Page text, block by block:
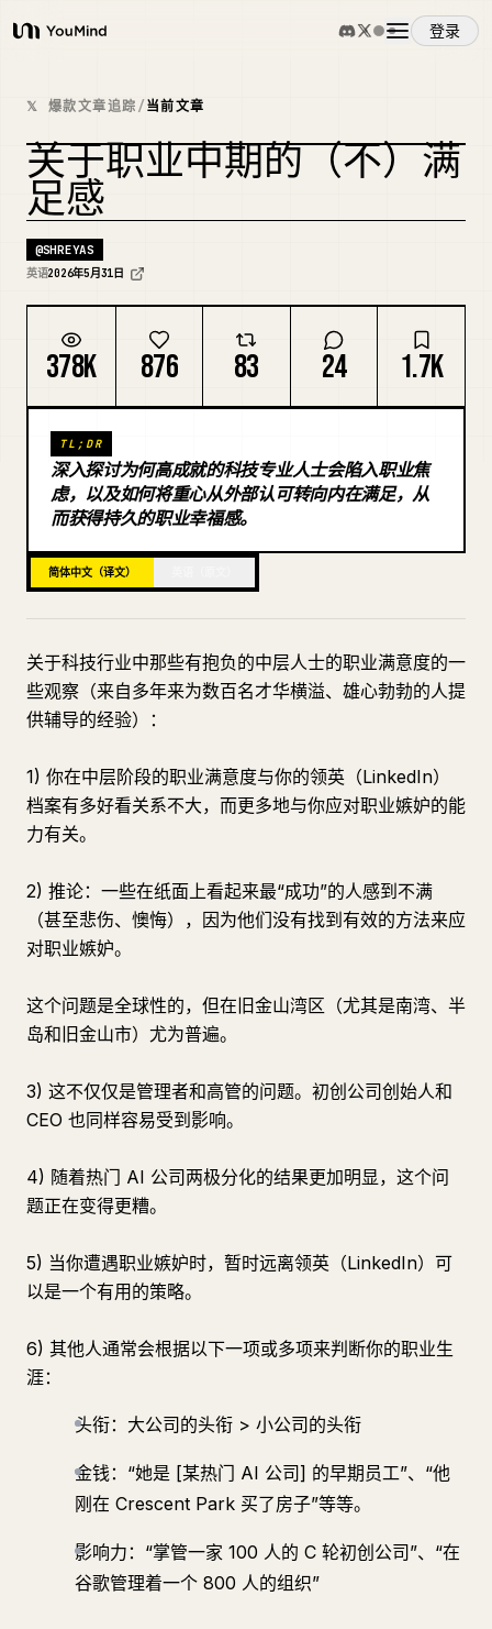
YouMind
登录
概览
使用案例
技能
提示词
定价
下载
博客
更新
𝕏 爆款文章追踪/当前文章
复刻封面
关于职业中期的（不）满
足感
@SHREYAS
英语2026年5月31日
378K 876 83 24 1.7K
TL;DR
深入探讨为何高成就的科技专业人士会陷入职业焦
虑，以及如何将重心从外部认可转向内在满足，从
而获得持久的职业幸福感。
简体中文（译文）
关于科技行业中那些有抱负的中层人士的职业满意度的一
些观察（来自多年来为数百名才华横溢、雄心勃勃的人提
供辅导的经验）：
1) 你在中层阶段的职业满意度与你的领英（LinkedIn）
档案有多好看关系不大，而更多地与你应对职业嫉妒的能
力有关。
2) 推论：一些在纸面上看起来最“成功”的人感到不满
（甚至悲伤、懊悔），因为他们没有找到有效的方法来应
对职业嫉妒。
这个问题是全球性的，但在旧金山湾区（尤其是南湾、半
岛和旧金山市）尤为普遍。
3) 这不仅仅是管理者和高管的问题。初创公司创始人和
CEO 也同样容易受到影响。
4) 随着热门 AI 公司两极分化的结果更加明显，这个问
题正在变得更糟。
5) 当你遭遇职业嫉妒时，暂时远离领英（LinkedIn）可
以是一个有用的策略。
6) 其他人通常会根据以下一项或多项来判断你的职业生
涯：
头衔：大公司的头衔 > 小公司的头衔
金钱：“她是 [某热门 AI 公司] 的早期员工”、“他
刚在 Crescent Park 买了房子”等等。
影响力：“掌管一家 100 人的 C 轮初创公司”、“在
谷歌管理着一个 800 人的组织”